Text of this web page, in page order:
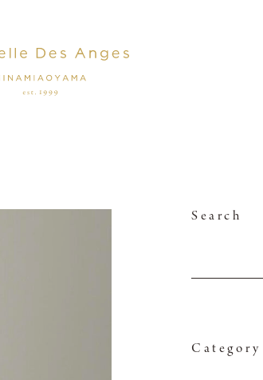
Search
Category